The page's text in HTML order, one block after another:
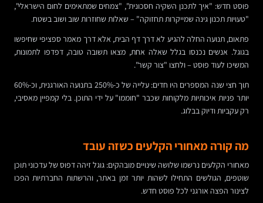
פוסט חדש: "איך לתכנן השקיה חסכונית", "צמחים שמתאימים לחום הישראלי",
"טעויות תכנון גינה שמייקרות תחזוקה" – שאלות שחוזרות שוב ושוב בשטח.
פתאום, תנועה החלה להגיע לא דרך דף הבית, אלא דרך מאמר ספציפי שחיפשו
בגוגל. אנשים נכנסו בגלל שאלה אחת, מצאו תשובה טובה, דפדפו לתמונות,
המשיכו לעוד פוסט – ולחצו "צור קשר".
תוך חצי שנה המספרים היו חדים: עלייה של כ-250% בתנועה האורגנית, וכ-60%
יותר פניות איכותיות מלקוחות שכבר "חוממו" על ידי התוכן. בלי קמפיין מאסיבי,
רק עקביות ודיוק בבלוג.
מה קורה מאחורי הקלעים כשזה עובד
מאחורי הקלעים נרשמו שלושה שינויים מובהקים: גוגל זיהה דפוס של עדכוני תוכן
שוטפים, הגולשים התחילו לשהות יותר זמן באתר, והרשתות החברתיות הפכו
לצינור הפצה אורגני לכל פוסט חדש.